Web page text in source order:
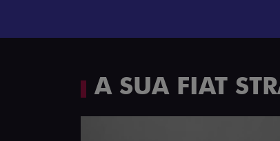
A SUA FIAT